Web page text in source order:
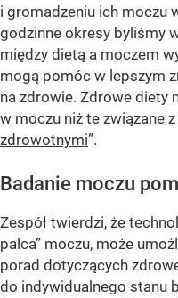
i gromadzeniu ich moczu
godzinne okresy byliśmy
między dietą a moczem
mogą pomóc w lepszym
na zdrowie. Zdrowe diety
w moczu niż te związane z
zdrowotnymi”.
Badanie moczu
Zespół twierdzi, że
palca” moczu, może
porad dotyczących
do indywidualnego stanu